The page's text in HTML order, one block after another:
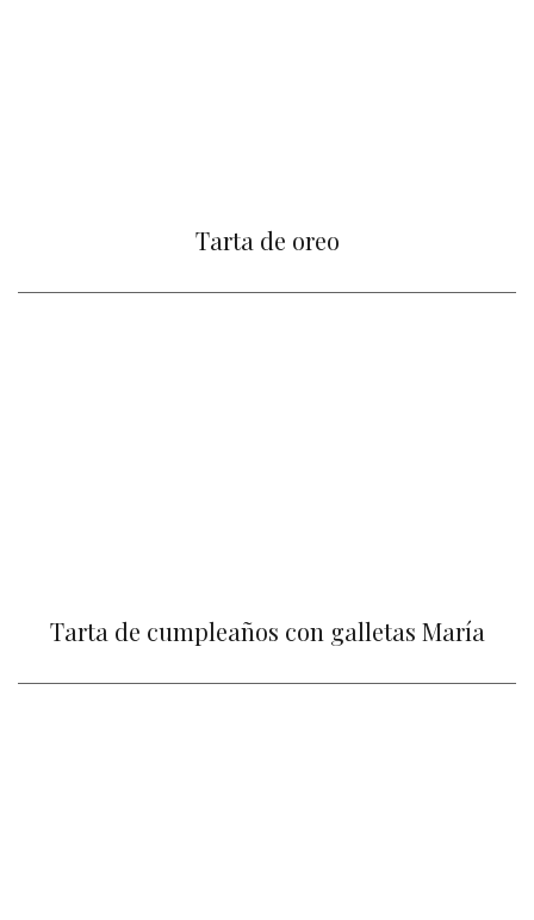
Tarta de oreo
Tarta de cumpleaños con galletas María